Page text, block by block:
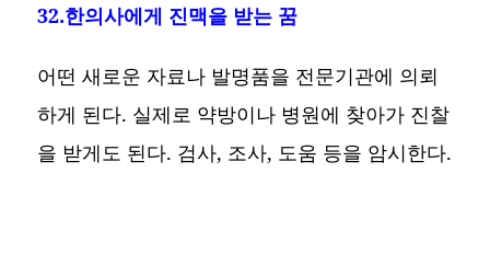
32.한의사에게 진맥을 받는 꿈
어떤 새로운 자료나 발명품을 전문기관에 의뢰
하게 된다. 실제로 약방이나 병원에 찾아가 진찰
을 받게도 된다. 검사, 조사, 도움 등을 암시한다.